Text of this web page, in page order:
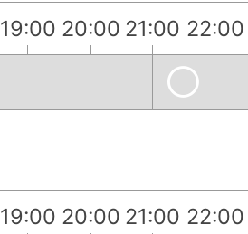
19:00 20:00 21:00 22:00
19:00 20:00 21:00 22:00